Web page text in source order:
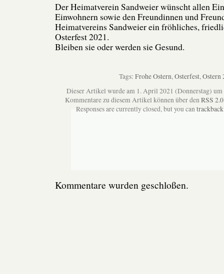
Der Heimatverein Sandweier wünscht allen
Einwohnern sowie den Freundinnen und
Heimatvereins Sandweier ein fröhliches,
Osterfest 2021.
Bleiben sie oder werden sie Gesund.
Tags: Frohe Ostern,Osterfest,Ostern
Dieser Artikel wurde am 1. April 2021 (Donnerstag) um
Kommentare zu diesem Artikel können über denRSS 2.0
Responses are currently closed, but you cantrackback
Kommentare wurden geschloßen.